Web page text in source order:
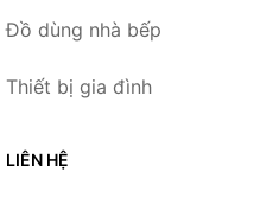
Đồ dùng nhà bếp
Thiết bị gia đình
LIÊN HỆ